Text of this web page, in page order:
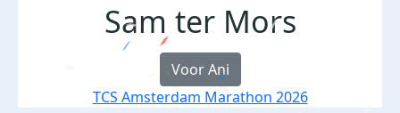
Sam ter Mors
Voor Ani
TCS Amsterdam Marathon 2026